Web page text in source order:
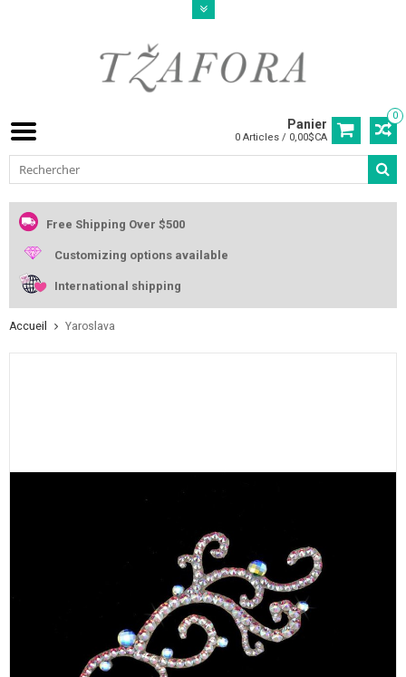
0
Panier
0 Articles / 0,00$CA
Free Shipping Over $500
Customizing options available
International shipping
Accueil Yaroslava